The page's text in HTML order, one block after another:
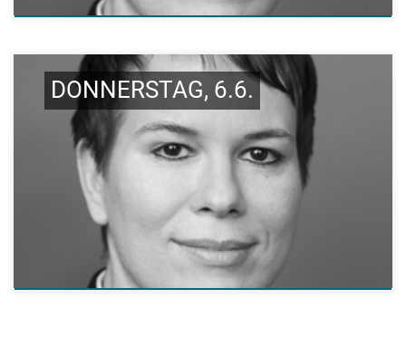
DONNERSTAG, 6.6.